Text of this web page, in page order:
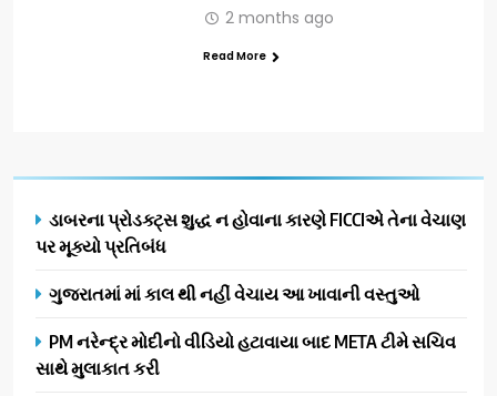
2 months ago
Read More
ડાબરના પ્રોડક્ટ્સ શુદ્ધ ન હોવાના કારણે FICCIએ તેના વેચાણ
પર મૂક્યો પ્રતિબંધ
ગુજરાતમાં માં કાલ થી નહીં વેચાય આ ખાવાની વસ્તુઓ
PM નરેન્દ્ર મોદીનો વીડિયો હટાવાયા બાદ META ટીમે સચિવ
સાથે મુલાકાત કરી